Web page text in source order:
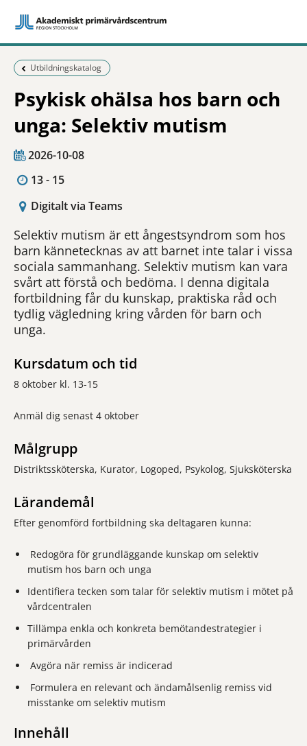
Föregående sida:
Utbildningskatalog
Psykisk ohälsa hos barn och
unga: Selektiv mutism
2026-10-08
13 - 15
Digitalt via Teams
Selektiv mutism är ett ångestsyndrom som hos
barn kännetecknas av att barnet inte talar i vissa
sociala sammanhang. Selektiv mutism kan vara
svårt att förstå och bedöma. I denna digitala
fortbildning får du kunskap, praktiska råd och
tydlig vägledning kring vården för barn och
unga.
Kursdatum och tid
8 oktober kl. 13-15
Anmäl dig senast 4 oktober
Målgrupp
Distriktssköterska, Kurator, Logoped, Psykolog, Sjuksköterska
Lärandemål
Efter genomförd fortbildning ska deltagaren kunna:
Redogöra för grundläggande kunskap om selektiv
mutism hos barn och unga
Identifiera tecken som talar för selektiv mutism i mötet på
vårdcentralen
Tillämpa enkla och konkreta bemötandestrategier i
primärvården
Avgöra när remiss är indicerad
Formulera en relevant och ändamålsenlig remiss vid
misstanke om selektiv mutism
Innehåll